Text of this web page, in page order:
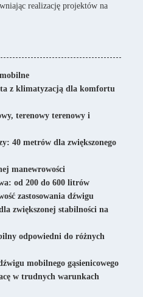
realizację projektów na
z klimatyzacją dla komfortu
terenowy terenowy i
40 metrów dla zwiększonego
manewrowości
od 200 do 600 litrów
zastosowania dźwigu
zwiększonej stabilności na
odpowiedni do różnych
mobilnego gąsienicowego
w trudnych warunkach